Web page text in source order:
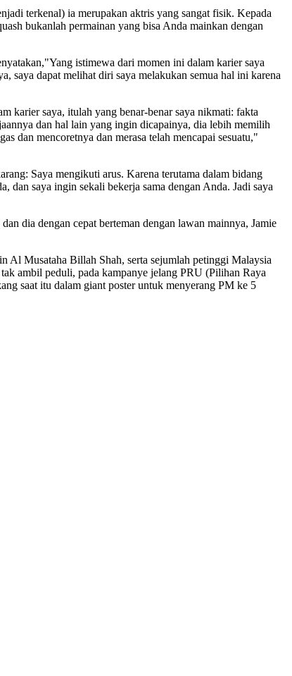
terkenal) ia merupakan aktris yang sangat fisik. Kepada
bukanlah permainan yang bisa Anda mainkan dengan
istimewa dari momen ini dalam karier saya
saya dapat melihat diri saya melakukan semua hal ini karena
karier saya, itulah yang benar-benar saya nikmati: fakta
dan hal lain yang ingin dicapainya, dia lebih memilih
dan mencoretnya dan merasa telah mencapai sesuatu,"
Saya mengikuti arus. Karena terutama dalam bidang
dan saya ingin sekali bekerja sama dengan Anda. Jadi saya
dan dia dengan cepat berteman dengan lawan mainnya, Jamie
Al Musataha Billah Shah, serta sejumlah petinggi Malaysia
ambil peduli, pada kampanye jelang PRU (Pilihan Raya
saat itu dalam giant poster untuk menyerang PM ke 5